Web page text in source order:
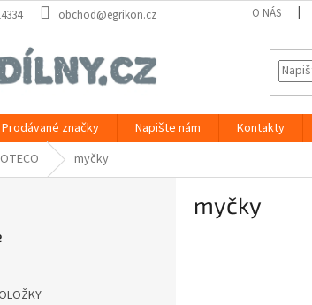
obchod@egrikon.cz O NÁS
Prodávané značky Napište nám Kontakty
myčky
myčky